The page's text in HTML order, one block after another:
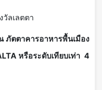
ลเลตตา
ภัตตาคารอาหารพื้นเมือง
หรือระดับเทียบเท่า 4